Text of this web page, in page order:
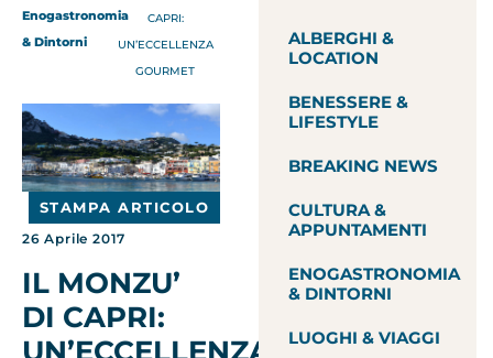
Enogastronomia
& Dintorni
CAPRI:
UN’ECCELLENZA
GOURMET
STAMPA ARTICOLO
26 Aprile 2017
IL MONZU’
DI CAPRI:
UN’ECCELLENZA
ALBERGHI &
LOCATION
BENESSERE &
LIFESTYLE
BREAKING NEWS
CULTURA &
APPUNTAMENTI
ENOGASTRONOMIA
& DINTORNI
LUOGHI & VIAGGI